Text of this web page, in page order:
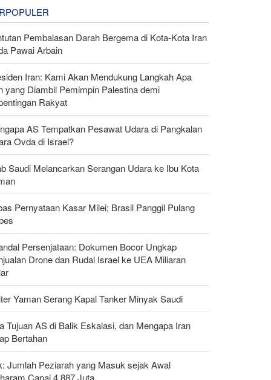
Pembalasan Darah Bergema di Kota-Kota Iran
Pawai Arbain
Iran: Kami Akan Mendukung Langkah Apa
yang Diambil Pemimpin Palestina demi
Rakyat
AS Tempatkan Pesawat Udara di Pangkalan
Ovda di Israel?
Saudi Melancarkan Serangan Udara ke Ibu Kota
Pernyataan Kasar Milei; Brasil Panggil Pulang
Persenjataan: Dokumen Bocor Ungkap
Drone dan Rudal Israel ke UEA Miliaran
Yaman Serang Kapal Tanker Minyak Saudi
Tujuan AS di Balik Eskalasi, dan Mengapa Iran
Bertahan
Jumlah Peziarah yang Masuk sejak Awal
Capai 4,887 Juta